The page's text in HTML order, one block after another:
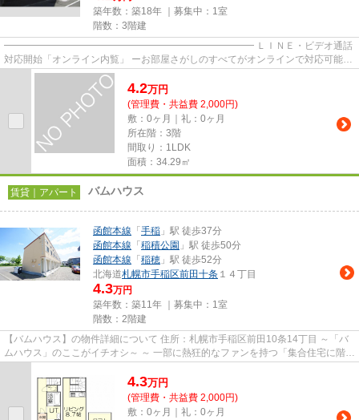
築年数：築18年 ｜募集中： 1室
階数：3階建
━━━━━━━━━━━━━━━━━━━━━━━━━━ ＬＩＮＥ・ビデオ通話
対応開始「オンライン内覧」 ーお部屋さがしのすべてがオンラインで対応可能ー
━━━━━━━━━━━━━━━━━━━━━━━━━━ スマートフォンだけで
4.2万円
(管理費・共益費 2,000円)
敷：0ヶ月｜礼：0ヶ月
所在階：3階
間取り：1LDK
面積：34.29㎡
賃貸｜アパート バムハウス
函館本線 「 手稲 」駅 徒歩37分
函館本線 「 稲積公園 」駅 徒歩50分
函館本線 「 稲穂 」駅 徒歩52分
北海道札幌市手稲区前田十条 １４丁目
4.3万円
築年数：築11年 ｜募集中： 1室
階数：2階建
【バムハウス】の物件詳細について 住所：札幌市手稲区前田10条14丁目 ～「バ
ムハウス」のここがイチオシ～ ～ 一部に熱狂的なファンを持つ「集合住宅に階
4.3万円
(管理費・共益費 2,000円)
敷：0ヶ月｜礼：0ヶ月